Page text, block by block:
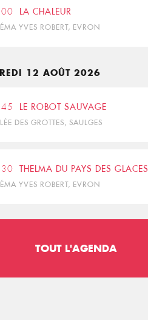
LA CHALEUR
YVES ROBERT, EVRON
12 AOÛT 2026
LE ROBOT SAUVAGE
DES GROTTES, SAULGES
THELMA DU PAYS DES GLACES
YVES ROBERT, EVRON
TOUT L'AGENDA